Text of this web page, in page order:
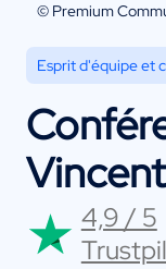
© Premium
Esprit d'équipe et
4,9 / 5